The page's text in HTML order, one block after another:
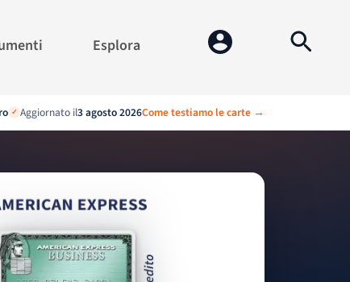
Esplora
✓ Aggiornato il3 agosto 2026Come testiamo le carte →